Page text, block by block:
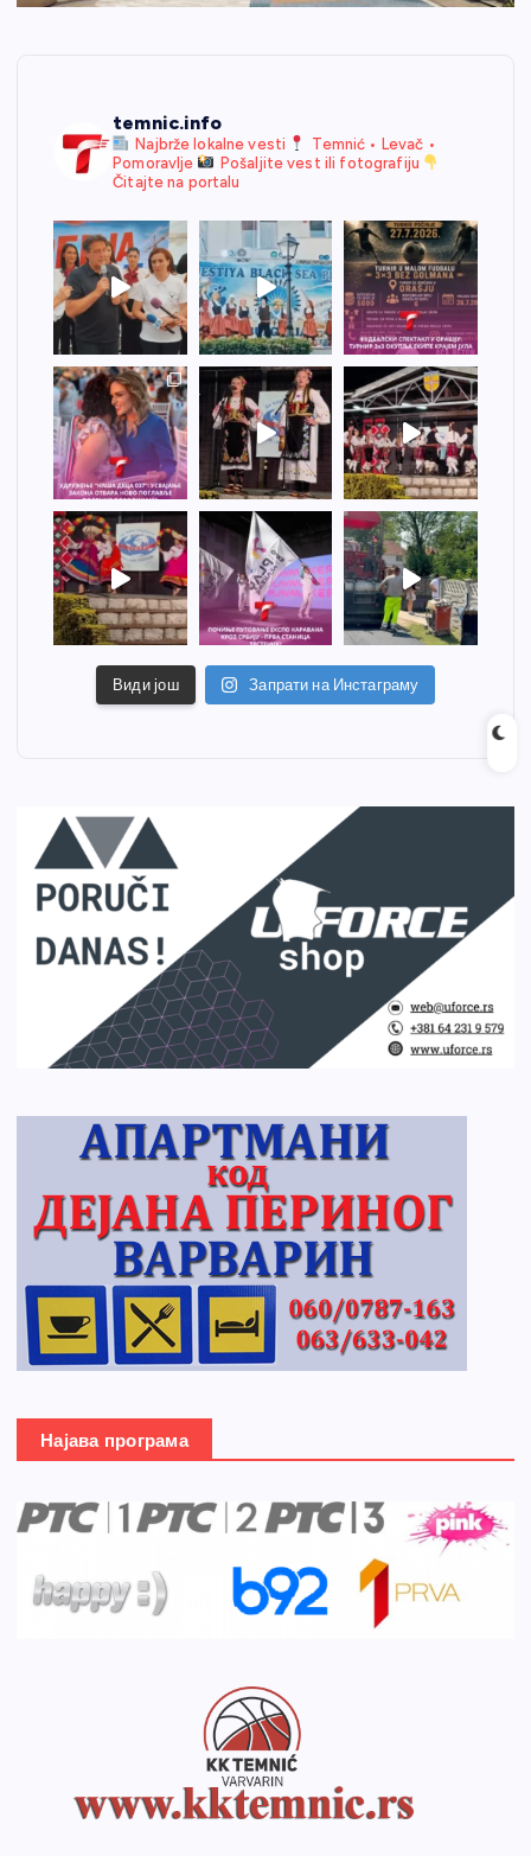
temnic.info
Najbrže lokalne vesti
Temnić • Levač •
Pomoravlje
Pošaljite vest ili fotografiju
Čitajte na portalu
Види још Запрати на Инстаграму
Најава програма